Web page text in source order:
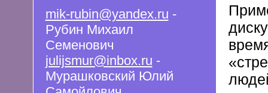
mik-rubin@yandex.ru -
Рубин Михаил
Семенович
julijsmur@inbox.ru -
Мурашковский Юлий